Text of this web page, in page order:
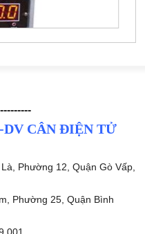
DV CÂN ĐIỆN TỬ
Phường 12, Quận Gò Vấp,
Phường 25, Quận Bình